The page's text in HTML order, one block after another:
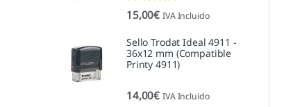
Valorado con
5.00de 5
15,00€ IVA Incluido
Sello Trodat Ideal 4911 -
36x12 mm (Compatible
Printy 4911)
14,00€ IVA Incluido